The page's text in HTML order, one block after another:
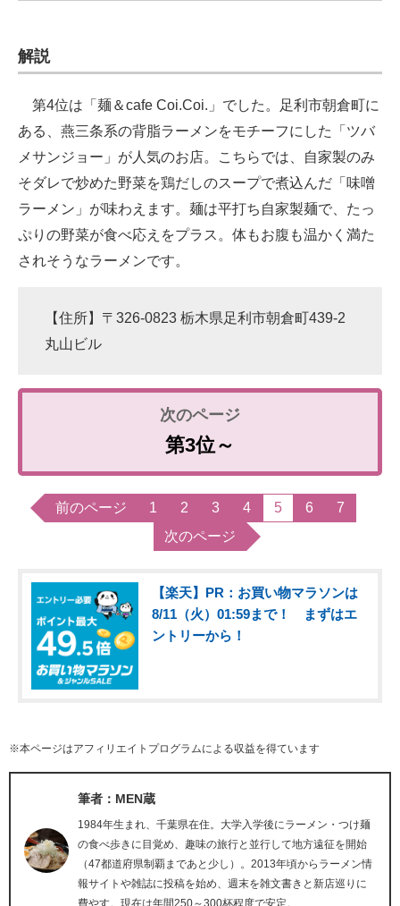
解説
第4位は「麺＆cafe Coi.Coi.」でした。足利市朝倉町に
ある、燕三条系の背脂ラーメンをモチーフにした「ツバ
メサンジョー」が人気のお店。こちらでは、自家製のみ
そダレで炒めた野菜を鶏だしのスープで煮込んだ「味噌
ラーメン」が味わえます。麺は平打ち自家製麺で、たっ
ぷりの野菜が食べ応えをプラス。体もお腹も温かく満た
されそうなラーメンです。
【住所】〒326-0823 栃木県足利市朝倉町439-2
丸山ビル
第3位～
前のページ 1 2 3 4 5 6
7
次のページ
【楽天】PR：お買い物マラソンは
8/11（火）01:59まで！ まずはエ
ントリーから！
※本ページはアフィリエイトプログラムによる収益を得ています
筆者：MEN蔵
1984年生まれ、千葉県在住。大学入学後にラーメン・つけ麺
の食べ歩きに目覚め、趣味の旅行と並行して地方遠征を開始
（47都道府県制覇まであと少し）。2013年頃からラーメン情
報サイトや雑誌に投稿を始め、週末を雑文書きと新店巡りに